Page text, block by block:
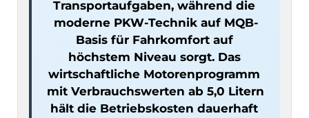
Transportaufgaben, während die
moderne PKW-Technik auf MQB-
Basis für Fahrkomfort auf
höchstem Niveau sorgt. Das
wirtschaftliche Motorenprogramm
mit Verbrauchswerten ab 5,0 Litern
hält die Betriebskosten dauerhaft